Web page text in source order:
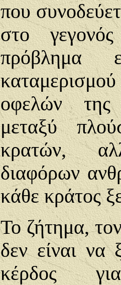
που
στο
πρόβλημα
οφελών της
μεταξύ
κρατών,
διαφόρων
κάθε κράτος
Το ζήτημα,
δεν είναι να
κέρδος